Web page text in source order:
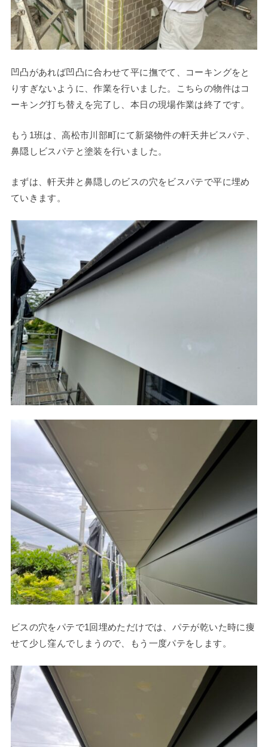
凹凸があれば凹凸に合わせて平に撫でて、コーキングをと
りすぎないように、作業を行いました。こちらの物件はコ
ーキング打ち替えを完了し、本日の現場作業は終了です。
もう1班は、高松市川部町にて新築物件の軒天井ビスパテ、
鼻隠しビスパテと塗装を行いました。
まずは、軒天井と鼻隠しのビスの穴をビスパテで平に埋め
ていきます。
ビスの穴をパテで1回埋めただけでは、パテが乾いた時に痩
せて少し窪んでしまうので、もう一度パテをします。